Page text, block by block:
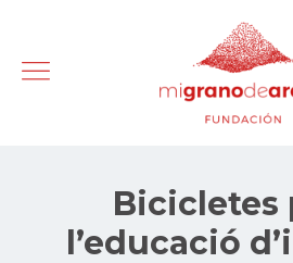
Bicicletes
l’educació